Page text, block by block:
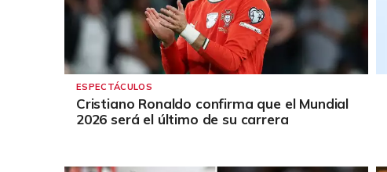
ESPECTÁCULOS
Cristiano Ronaldo confirma que el Mundial
2026 será el último de su carrera